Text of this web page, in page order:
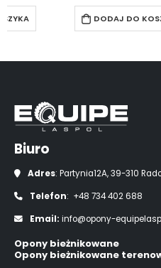
DODAJ DO KOSZYKA
Biuro
Adres: Partynia12A, 39-310
Telefon: +48 734 402 688
Email: info@opony-
Opony bieżnikowane
Opony bieżnikowane